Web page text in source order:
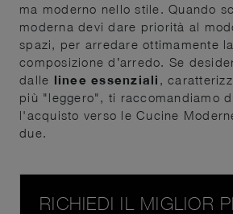
ma moderno nello stile. Quando
moderna devi dare priorità al
spazi, per arredare ottimamente
composizione d’arredo. Se
dalle linee essenziali ,
più "leggero", ti raccomandiamo
l'acquisto verso le Cucine
due.
RICHIEDI IL MIGLIOR